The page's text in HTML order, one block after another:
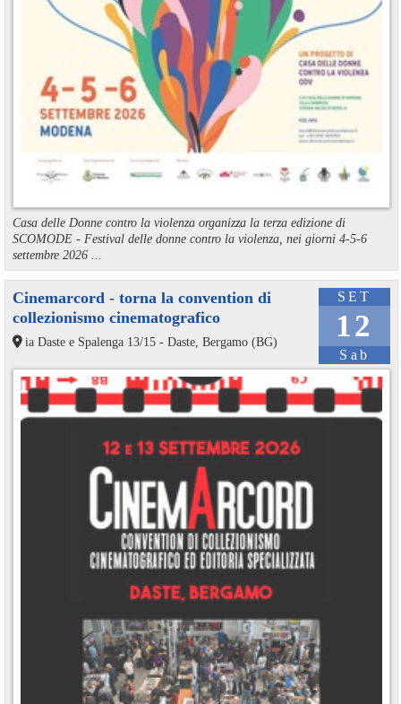
Casa delle Donne contro la violenza organizza la terza edizione di
SCOMODE - Festival delle donne contro la violenza, nei giorni 4-5-6
settembre 2026 ...
SET
12
Sab
Cinemarcord - torna la convention di
collezionismo cinematografico
ia Daste e Spalenga 13/15 - Daste, Bergamo (BG)